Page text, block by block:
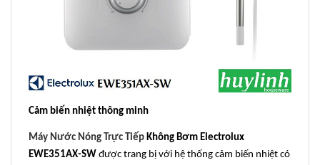
Cảm biến nhiệt thông minh
Máy Nước Nóng Trực Tiếp Không Bơm Electrolux
EWE351AX-SW được trang bị với hệ thống cảm biến nhiệt có